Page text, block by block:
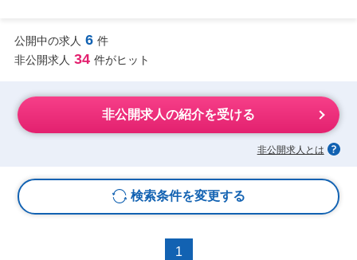
公開中の求人 6 件
非公開求人 34 件がヒット
非公開求人の紹介を受ける
非公開求人とは
検索条件を変更する
1